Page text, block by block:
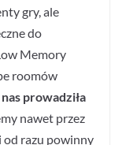
gry, ale
do
Memory
roomów
prowadziła
nawet przez
od razu powinny